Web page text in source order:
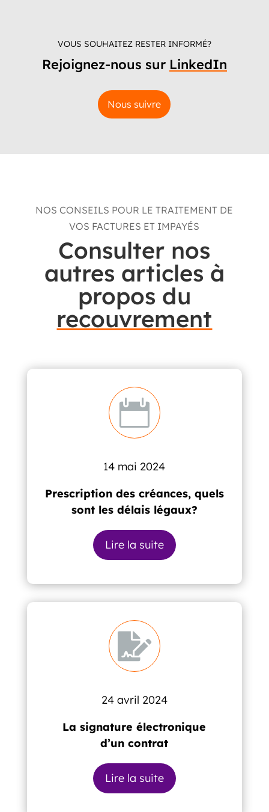
VOUS SOUHAITEZ RESTER INFORMÉ?
Rejoignez-nous sur LinkedIn
Nous suivre
NOS CONSEILS POUR LE TRAITEMENT DE
VOS FACTURES ET IMPAYÉS
Consulter nos
autres articles à
propos du
recouvrement

14 mai 2024
Prescription des créances, quels
sont les délais légaux?
Lire la suite

24 avril 2024
La signature électronique
d’un contrat
Lire la suite